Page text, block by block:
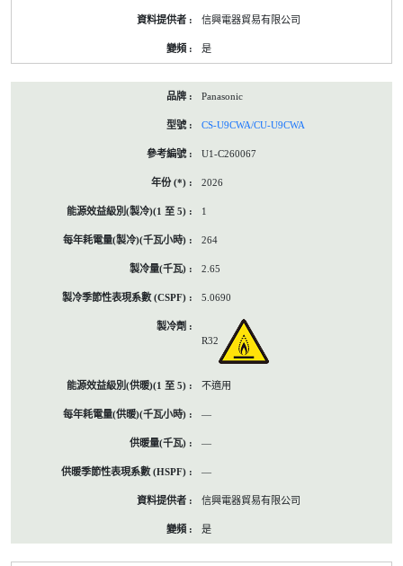
信興電器貿易有限公司
是
Panasonic
CS-U9CWA/CU-U9CWA
U1-C260067
2026
1
264
2.65
5.0690
R32
不適用
—
—
—
信興電器貿易有限公司
是